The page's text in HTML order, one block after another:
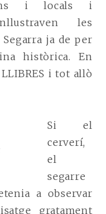
i locals i
les
ja de per
històrica. En
i tot allò
Si el
cerverí,
el
segarre
a observar
gratament